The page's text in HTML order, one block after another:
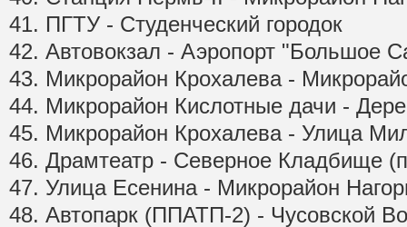
41. ПГТУ - Студенческий городок
42. Автовокзал - Аэропорт "Большое
43. Микрорайон Крохалева -
44. Микрорайон Кислотные дачи -
45. Микрорайон Крохалева - Улица
46. Драмтеатр - Северное Кладбище
47. Улица Есенина - Микрорайон
48. Автопарк (ППАТП-2) - Чусовской